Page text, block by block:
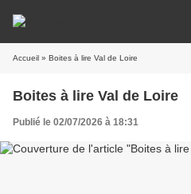
Accueil » Boites à lire Val de Loire
Boites à lire Val de Loire
Publié le 02/07/2026 à 18:31